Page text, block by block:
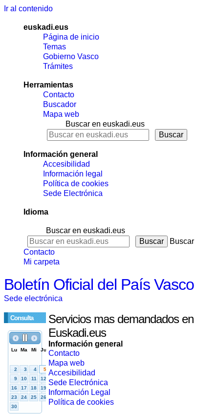
Ir al contenido
euskadi.eus
Página de inicio
Temas
Gobierno Vasco
Trámites
Herramientas
Contacto
Buscador
Mapa web
Buscar en euskadi.eus
Información general
Accesibilidad
Información legal
Política de cookies
Sede Electrónica
Idioma
Buscar en euskadi.eus
Buscar
Contacto
Mi carpeta
Boletín Oficial del País Vasco
Sede electrónica
Consulta
Servicios mas demandados en
Euskadi.eus
Información general
Contacto
Mapa web
Accesibilidad
Sede Electrónica
Información Legal
Política de cookies